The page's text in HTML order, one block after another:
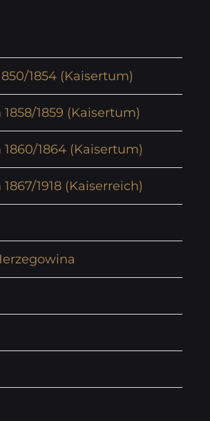
1854 (Kaisertum)
1859 (Kaisertum)
1864 (Kaisertum)
1918 (Kaiserreich)